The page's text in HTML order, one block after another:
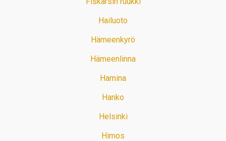
Hailuoto
Hämeenkyrö
Hämeenlinna
Hamina
Hanko
Helsinki
Himos